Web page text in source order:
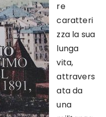
re
caratteri
zza la sua
lunga
vita,
attravers
ata da
una